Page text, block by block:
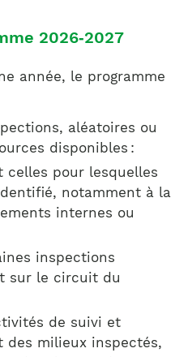
2026‑2027
année, le programme
aléatoires ou
disponibles :
celles pour lesquelles
notamment à la
internes ou
inspections
sur le circuit du
de suivi et
des milieux inspectés,